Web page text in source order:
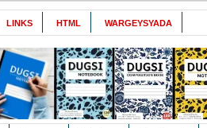
LINKS HTML WARGEYSYADA